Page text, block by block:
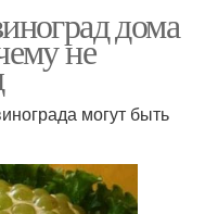
дома
не
могут быть